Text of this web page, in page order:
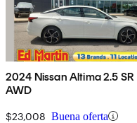
2024 Nissan Altima 2.5 SR
AWD
$23,008 Buena oferta